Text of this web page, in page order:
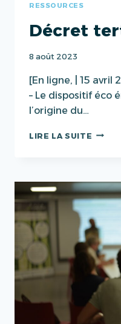
RESSOURCES
Décret
8 août 2023
[En ligne, | 15 avril
– Le dispositif éco
l’origine du…
LIRE LA SUITE